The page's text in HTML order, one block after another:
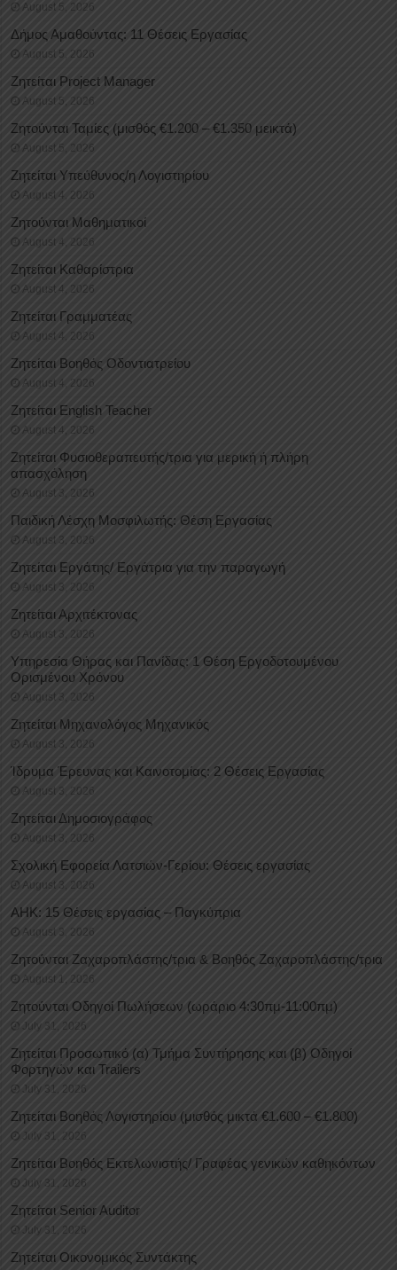
August 5, 2026
Δήμος Αμαθούντας: 11 Θέσεις Εργασίας
August 5, 2026
Ζητείται Project Manager
August 5, 2026
Ζητούνται Ταμίες (μισθός €1.200 – €1.350 μεικτά)
August 5, 2026
Ζητείται Υπεύθυνος/η Λογιστηρίου
August 4, 2026
Ζητούνται Μαθηματικοί
August 4, 2026
Ζητείται Καθαρίστρια
August 4, 2026
Ζητείται Γραμματέας
August 4, 2026
Ζητείται Βοηθός Οδοντιατρείου
August 4, 2026
Ζητείται English Teacher
August 4, 2026
Ζητείται Φυσιοθεραπευτής/τρια για μερική ή πλήρη
απασχόληση
August 3, 2026
Παιδική Λέσχη Μοσφιλωτής: Θέση Εργασίας
August 3, 2026
Ζητείται Εργάτης/ Εργάτρια για την παραγωγή
August 3, 2026
Ζητείται Αρχιτέκτονας
August 3, 2026
Υπηρεσία Θήρας και Πανίδας: 1 Θέση Eργοδοτουμένου
Oρισμένου Xρόνου
August 3, 2026
Ζητείται Μηχανολόγος Μηχανικός
August 3, 2026
Ίδρυμα Έρευνας και Καινοτομίας: 2 Θέσεις Εργασίας
August 3, 2026
Ζητείται Δημοσιογράφος
August 3, 2026
Σχολική Εφορεία Λατσιών-Γερίου: Θέσεις εργασίας
August 3, 2026
ΑΗΚ: 15 Θέσεις εργασίας – Παγκύπρια
August 3, 2026
Ζητούνται Ζαχαροπλάστης/τρια & Βοηθός Ζαχαροπλάστης/τρια
August 1, 2026
Ζητούνται Οδηγοί Πωλήσεων (ωράριο 4:30πμ-11:00πμ)
July 31, 2026
Ζητείται Προσωπικό (α) Τμήμα Συντήρησης και (β) Οδηγοί
Φορτηγών και Trailers
July 31, 2026
Ζητείται Βοηθός Λογιστηρίου (μισθός μικτά €1.600 – €1.800)
July 31, 2026
Ζητείται Βοηθός Εκτελωνιστής/ Γραφέας γενικών καθηκόντων
July 31, 2026
Ζητείται Senior Auditor
July 31, 2026
Ζητείται Οικονομικός Συντάκτης